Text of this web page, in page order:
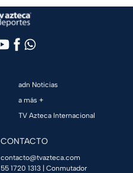
adn Noticias
a más +
TV Azteca Internacional
CONTACTO
contacto@tvazteca.com
55 1720 1313 | Conmutador